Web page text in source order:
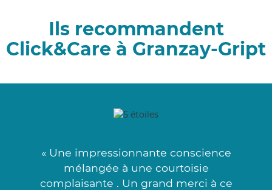
Ils recommandent
Click&Care à Granzay-Gript
« Une impressionnante conscience
mélangée à une courtoisie
complaisante . Un grand merci à ce